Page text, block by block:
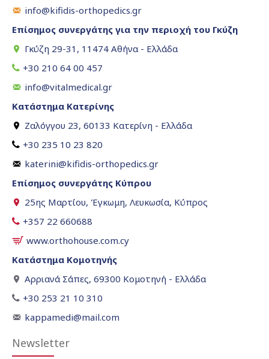
info@kifidis-orthopedics.gr
Επίσημος συνεργάτης για την περιοχή του Γκύζη
Γκύζη 29-31, 11474 Αθήνα - Ελλάδα
+30 210 64 00 457
info@vitalmedical.gr
Κατάστημα Κατερίνης
Ζαλόγγου 23, 60133 Κατερίνη - Ελλάδα
+30 235 10 23 820
katerini@kifidis-orthopedics.gr
Επίσημος συνεργάτης Κύπρου
25ης Μαρτίου, Έγκωμη, Λευκωσία, Κύπρος
+357 22 660688
www.orthohouse.com.cy
Κατάστημα Κομοτηνής
Αρριανά Σάπες, 69300 Κομοτηνή - Ελλάδα
+30 253 21 10 310
kappamedi@mail.com
Newsletter